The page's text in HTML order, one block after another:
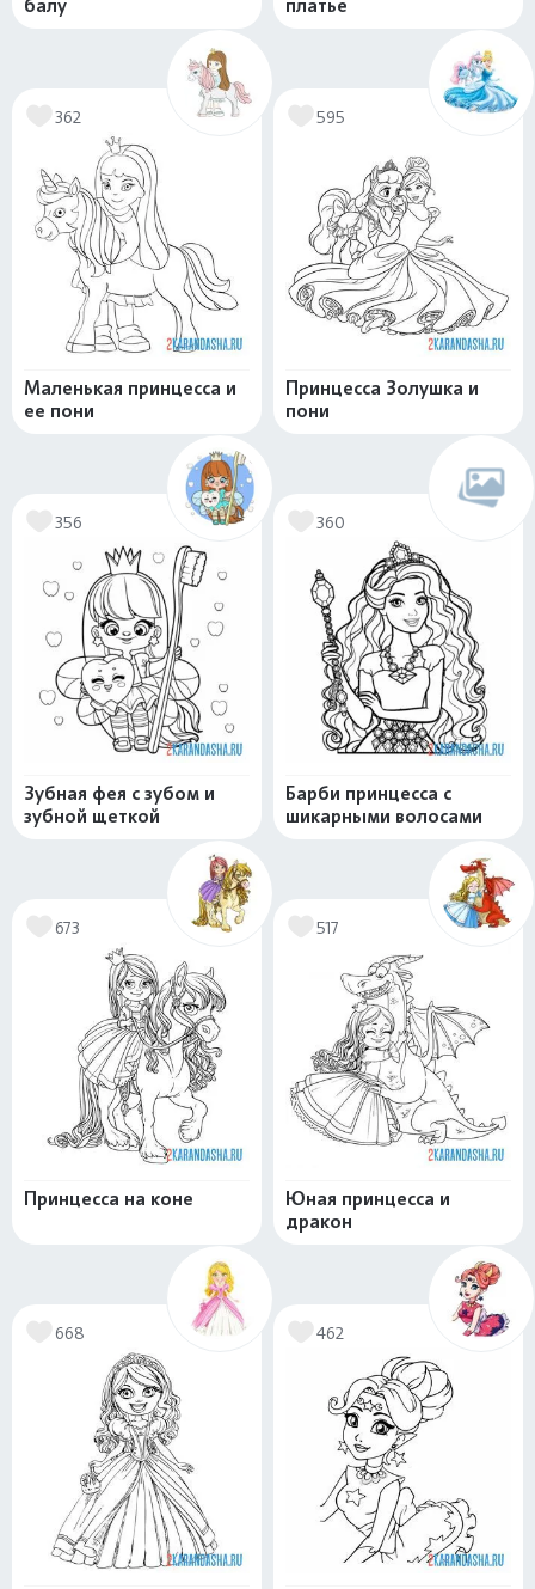
балу платье
362
Маленькая принцесса и
ее пони
595
Принцесса Золушка и
пони
356
Зубная фея с зубом и
зубной щеткой
360
Барби принцесса с
шикарными волосами
673
Принцесса на коне
517
Юная принцесса и
дракон
668 462